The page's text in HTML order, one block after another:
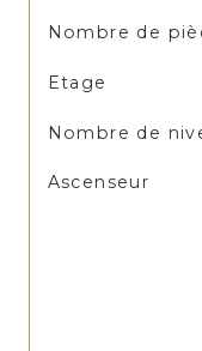
Nombre de
Etage
Nombre de
Ascenseur